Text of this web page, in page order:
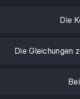
Die
Die Gleichungen